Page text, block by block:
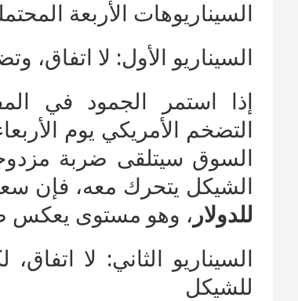
السيناريوهات الأربعة
السيناريو الأول: لا
إذا استمر الجمود في
السوق سيتلقى ضربة
الشيكل يتحرك معه، فإن
للدولار ، وهو مستوى يعكس
السيناريو الثاني: لا
للشيكل